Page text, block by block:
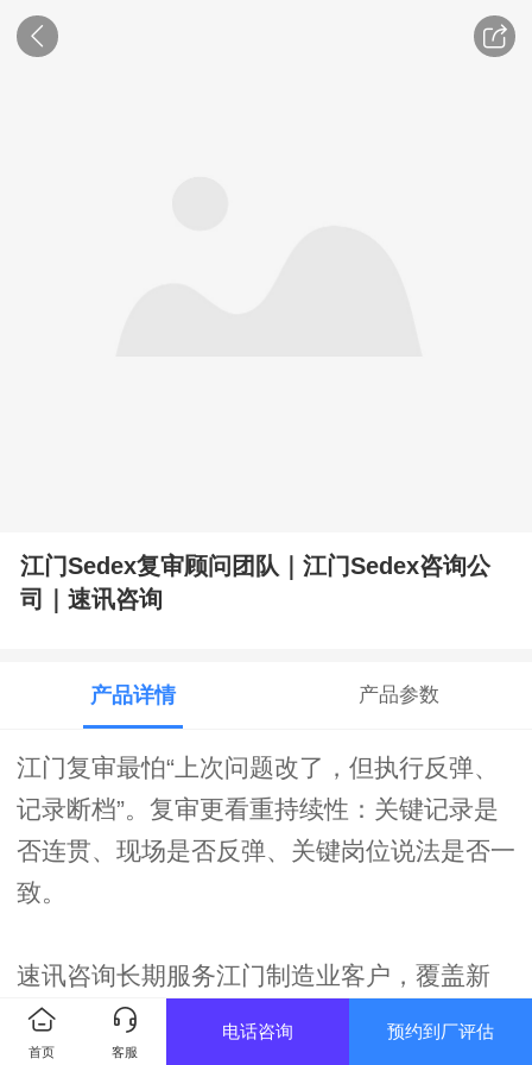
江门Sedex复审顾问团队｜江门Sedex咨询公
司｜速讯咨询
产品详情 产品参数
江门复审最怕“上次问题改了，但执行反弹、
记录断档”。复审更看重持续性：关键记录是
否连贯、现场是否反弹、关键岗位说法是否一
致。
速讯咨询长期服务江门制造业客户，覆盖新
会、恩平、台山及周边，提供
江门Sedex复审
顾问团队相关支持：先确认买家范围与要求，
首页 客服
电话咨询 预约到厂评估